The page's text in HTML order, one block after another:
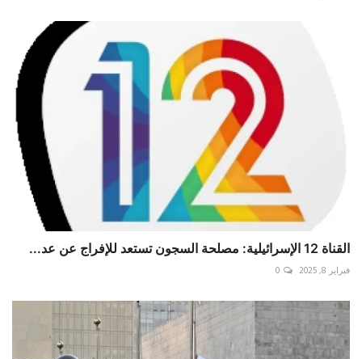
القناة 12 الإسرائيلية: مصلحة السجون تستعد للإفراج عن عد...
فبراير 8, 2025 0